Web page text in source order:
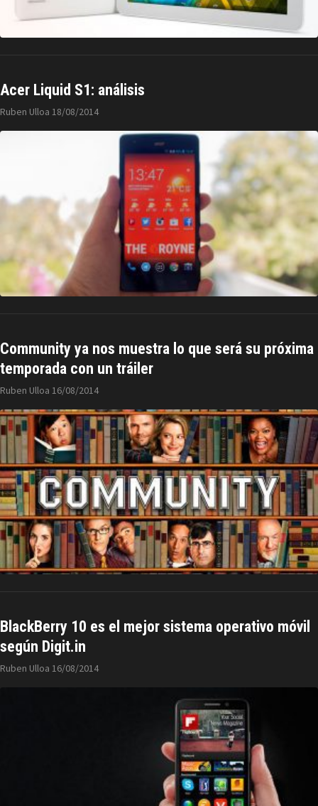
Acer Liquid S1: análisis
Ruben Ulloa 18/08/2014
Community ya nos muestra lo que será su próxima
temporada con un tráiler
Ruben Ulloa 16/08/2014
BlackBerry 10 es el mejor sistema operativo móvil
según Digit.in
Ruben Ulloa 16/08/2014